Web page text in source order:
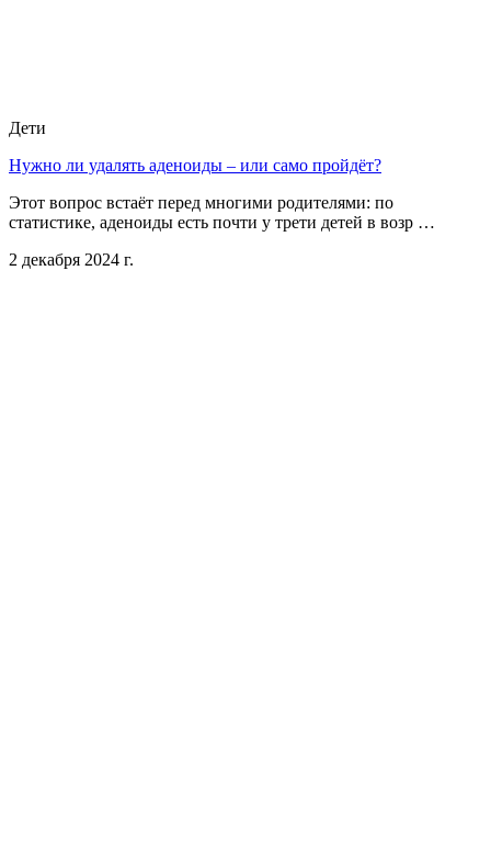
Дети
Нужно ли удалять аденоиды – или само пройдёт?
Этот вопрос встаёт перед многими родителями: по
статистике, аденоиды есть почти у трети детей в возр …
2 декабря 2024 г.